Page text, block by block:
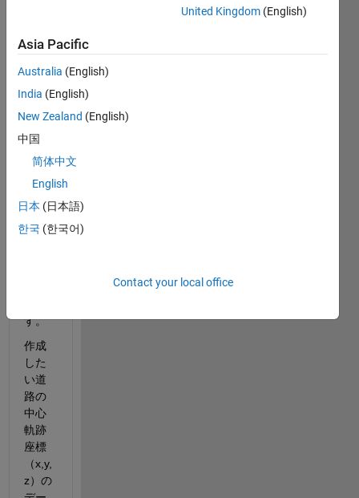
オリ
ジナ
道路
を作
成し
Open
DRIV
Eに
力し
す。
作成
した
い道
路の
中心
軌跡
座標
（x,y,
z）の
United Kingdom (English)
Asia Pacific
Australia (English)
India (English)
New Zealand (English)
中国
简体中文
English
日本 (日本語)
한국 (한국어)
Contact your local office